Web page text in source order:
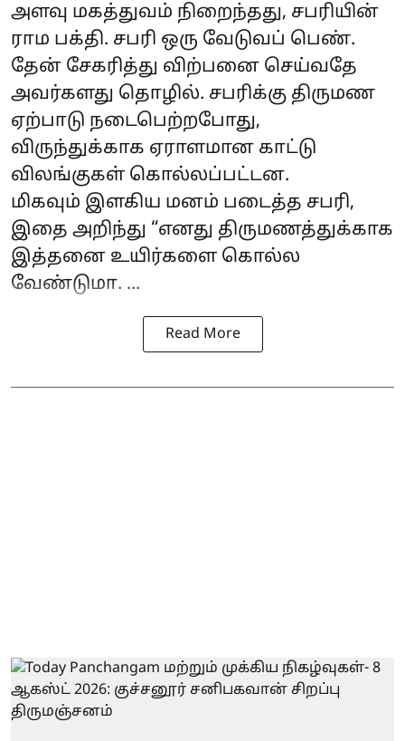
அளவு மகத்துவம் நிறைந்தது, சபரியின்
ராம பக்தி. சபரி ஒரு வேடுவப் பெண்.
தேன் சேகரித்து விற்பனை செய்வதே
அவர்களது தொழில். சபரிக்கு திருமண
ஏற்பாடு நடைபெற்றபோது,
விருந்துக்காக ஏராளமான காட்டு
விலங்குகள் கொல்லப்பட்டன.
மிகவும் இளகிய மனம் படைத்த சபரி,
இதை அறிந்து “எனது திருமணத்துக்காக
இத்தனை உயிர்களை கொல்ல
வேண்டுமா. ...
Read More